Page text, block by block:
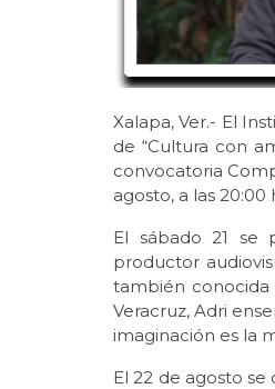
Xalapa, Ver.- El
de “Cultura con
convocatoria
agosto, a las
El sábado 21 se
productor
también conocida
Veracruz, Adri
imaginación es la
El 22 de agosto